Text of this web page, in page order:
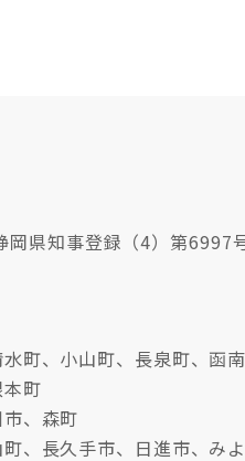
県知事登録（4）第6997
町、小山町、長泉町、函
町
、森町
、長久手市、日進市、み